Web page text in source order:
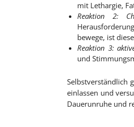
mit Lethargie,
Reaktion 2:
bewege, ist
Reaktion 3:
und
Selbstverständlich
einlassen und
Dauerunruhe und